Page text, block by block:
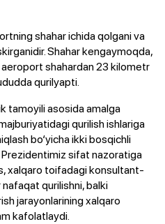
shahar ichida qolgani va
Shahar kengaymoqda,
shahardan 23 kilometr
qurilyapti.
tamoyili asosida amalga
qurilish ishlariga
bo‘yicha ikki bosqichli
sifat nazoratiga
xalqaro toifadagi konsultant-
qurilishni, balki
jarayonlarining xalqaro
kafolatlaydi.